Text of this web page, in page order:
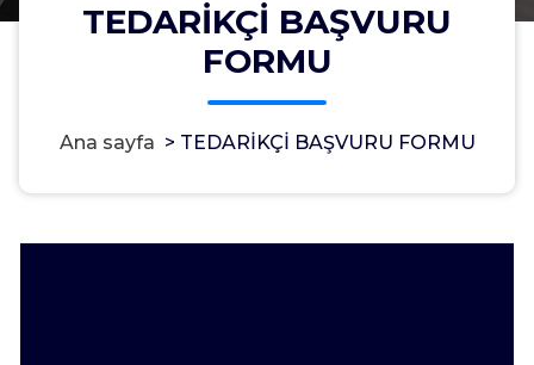
TEDARİKÇİ BAŞVURU
FORMU
Ana sayfa > TEDARİKÇİ BAŞVURU FORMU